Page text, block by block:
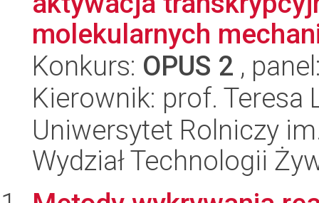
molekularnych
Konkurs: OPUS 2 ,
Kierownik: prof. Teresa
Uniwersytet Rolniczy
Wydział Technologii